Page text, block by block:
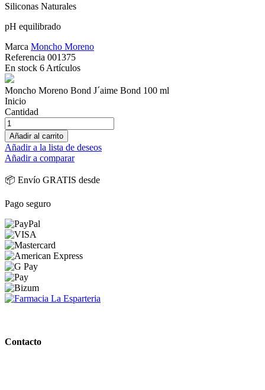
Siliconas Naturales
pH equilibrado
Marca Moncho Moreno
Referencia 001375
En stock 6 Artículos
Moncho Moreno Bond J´aime Bond 100 ml
Inicio
Cantidad
Añadir al carrito
Añadir a la lista de deseos
Añadir a comparar
📦 Envío GRATIS desde
Pago seguro
Contacto